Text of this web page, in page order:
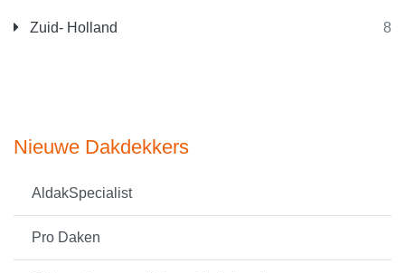
Zuid- Holland 8
Nieuwe Dakdekkers
AldakSpecialist
Pro Daken